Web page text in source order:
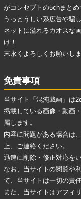
がコンセプトの5chまとめ
うっとうしい系広告や騙
ネットに溢れるカオスな
け！
末永くよろしくお願いし
免責事項
当サイト「混沌戯画」は
掲載している画像・動画
属します。
内容に問題がある場合は
上、ご連絡ください。
迅速に削除・修正対応を
なお、当サイトの閲覧や
て、当サイトは一切の責
また、当サイトはアフィ